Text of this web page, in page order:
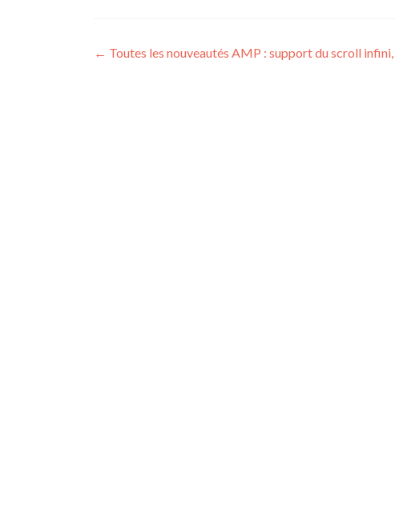
Post navigation
← Toutes les nouveautés AMP : support du scroll infini,